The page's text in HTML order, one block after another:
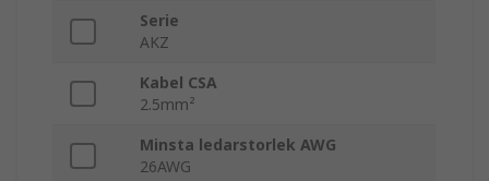
Serie
AKZ
Kabel CSA
2.5mm²
Minsta ledarstorlek AWG
26AWG